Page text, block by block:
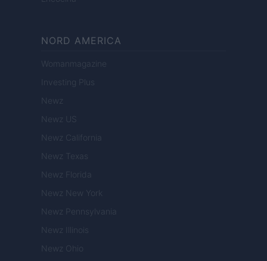
NORD AMERICA
Womanmagazine
Investing Plus
Newz
Newz US
Newz California
Newz Texas
Newz Florida
Newz New York
Newz Pennsylvania
Newz Illinois
Newz Ohio